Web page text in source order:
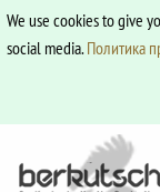
We use cookies to give
social media.Политика